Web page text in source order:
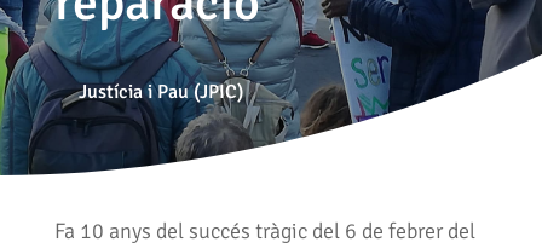
Justícia i Pau (JPIC)
Fa 10 anys del succés tràgic del 6 de febrer del